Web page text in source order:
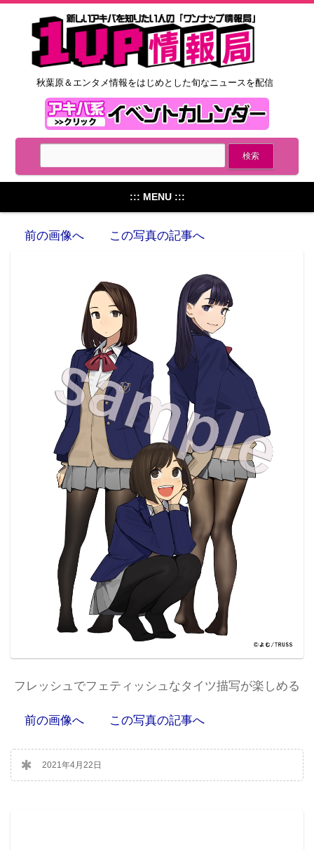
秋葉原＆エンタメ情報をはじめとした旬なニュースを配信
::: MENU :::
前の画像へ この写真の記事へ
フレッシュでフェティッシュなタイツ描写が楽しめる
前の画像へ この写真の記事へ
2021年4月22日